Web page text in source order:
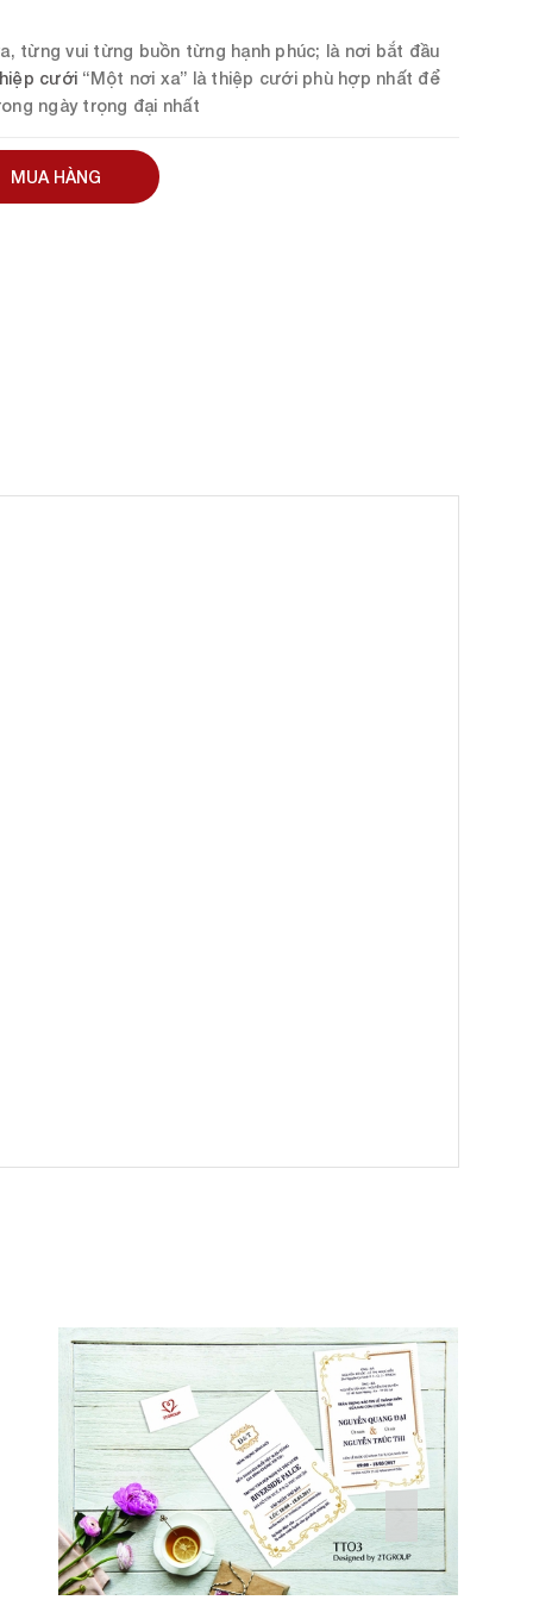
từng vui từng buồn từng hạnh phúc; là nơi bắt đầu
cưới “Một nơi xa” là thiệp cưới phù hợp nhất để
ngày trọng đại nhất
MUA HÀNG